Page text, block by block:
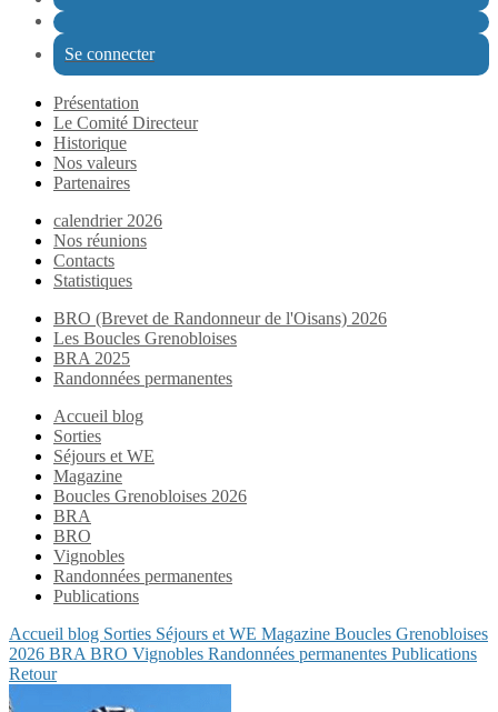
Se connecter
Présentation
Le Comité Directeur
Historique
Nos valeurs
Partenaires
calendrier 2026
Nos réunions
Contacts
Statistiques
BRO (Brevet de Randonneur de l'Oisans) 2026
Les Boucles Grenobloises
BRA 2025
Randonnées permanentes
Accueil blog
Sorties
Séjours et WE
Magazine
Boucles Grenobloises 2026
BRA
BRO
Vignobles
Randonnées permanentes
Publications
Accueil blog Sorties Séjours et WE Magazine Boucles Grenobloises
2026 BRA BRO Vignobles Randonnées permanentes Publications
Retour